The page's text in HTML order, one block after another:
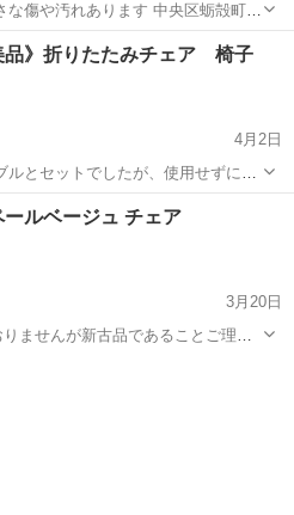
傷や汚れあります 中央区蛎殻町に
ます 6月6日までとなります
椅子 ゲーミングチェア
品》折りたたみチェア 椅子
4月2日
とセットでしたが、使用せずに畳
ールベージュ チェア
3月20日
ませんが新古品であることご理解